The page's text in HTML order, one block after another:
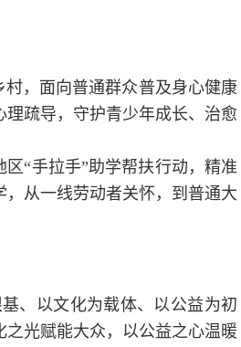
，面向普通群众普及身心健康
疏导，守护青少年成长、治愈
“手拉手”助学帮扶行动，精准
从一线劳动者关怀，到普通大
、以文化为载体、以公益为初
光赋能大众，以公益之心温暖